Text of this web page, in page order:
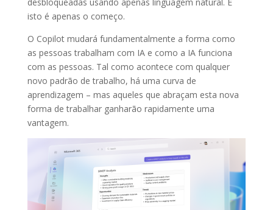
isto é apenas o começo.
O Copilot mudará fundamentalmente a forma como
as pessoas trabalham com IA e como a IA funciona
com as pessoas. Tal como acontece com qualquer
novo padrão de trabalho, há uma curva de
aprendizagem – mas aqueles que abraçam esta nova
forma de trabalhar ganharão rapidamente uma
vantagem.